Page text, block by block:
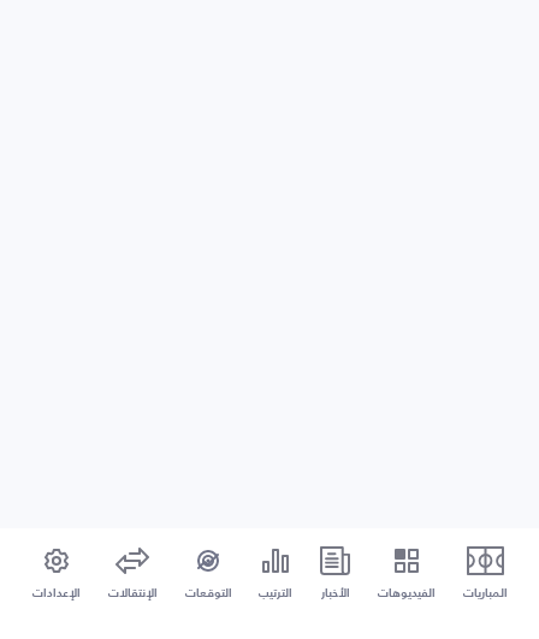
المباريات الفيديوهات الأخبار الترتيب التوقعات الإنتقالات الإعدادات